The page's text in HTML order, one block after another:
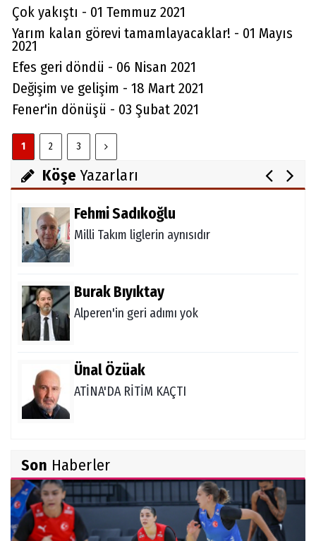
Çok yakıştı - 01 Temmuz 2021
Yarım kalan görevi tamamlayacaklar! - 01 Mayıs
2021
Efes geri döndü - 06 Nisan 2021
Değişim ve gelişim - 18 Mart 2021
Fener'in dönüşü - 03 Şubat 2021
1 2 3
Köşe Yazarları
Aydın Örs
Ataman için imkansız yok
Melda Yakupoğlu
Görünmeyen Kahramanlar: Ebeveynler
Fehmi Sadıkoğlu
Milli Takım liglerin aynısıdır
Burak Bıyıktay
Alperen'in geri adımı yok
Ünal Özüak
ATİNA'DA RİTİM KAÇTI
DELİKANLI KOÇLAR
Hüseyin Demir
Son Haberler